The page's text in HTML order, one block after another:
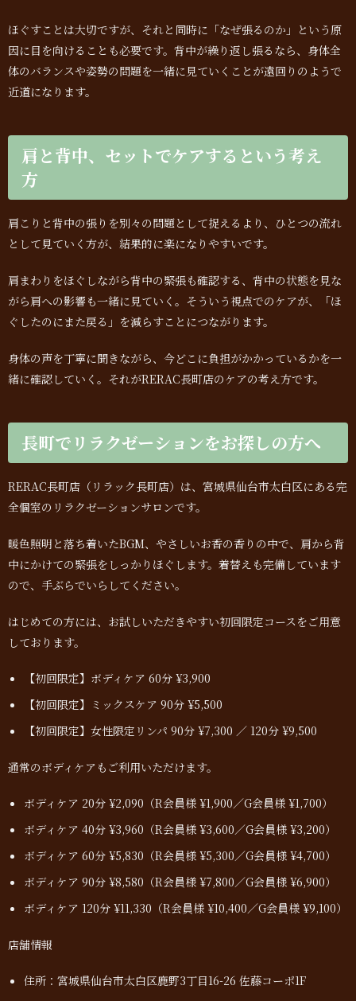
ほぐすことは大切ですが、それと同時に「なぜ張るのか」という原
因に目を向けることも必要です。背中が繰り返し張るなら、身体全
体のバランスや姿勢の問題を一緒に見ていくことが遠回りのようで
近道になります。
肩と背中、セットでケアするという考え
方
肩こりと背中の張りを別々の問題として捉えるより、ひとつの流れ
として見ていく方が、結果的に楽になりやすいです。
肩まわりをほぐしながら背中の緊張も確認する、背中の状態を見な
がら肩への影響も一緒に見ていく。そういう視点でのケアが、「ほ
ぐしたのにまた戻る」を減らすことにつながります。
身体の声を丁寧に聞きながら、今どこに負担がかかっているかを一
緒に確認していく。それがRERAC長町店のケアの考え方です。
長町でリラクゼーションをお探しの方へ
RERAC長町店（リラック長町店）は、宮城県仙台市太白区にある完
全個室のリラクゼーションサロンです。
暖色照明と落ち着いたBGM、やさしいお香の香りの中で、肩から背
中にかけての緊張をしっかりほぐします。着替えも完備しています
ので、手ぶらでいらしてください。
はじめての方には、お試しいただきやすい初回限定コースをご用意
しております。
【初回限定】ボディケア 60分 ¥3,900
【初回限定】ミックスケア 90分 ¥5,500
【初回限定】女性限定リンパ 90分 ¥7,300 ／ 120分 ¥9,500
通常のボディケアもご利用いただけます。
ボディケア 20分 ¥2,090（R会員様 ¥1,900／G会員様 ¥1,700）
ボディケア 40分 ¥3,960（R会員様 ¥3,600／G会員様 ¥3,200）
ボディケア 60分 ¥5,830（R会員様 ¥5,300／G会員様 ¥4,700）
ボディケア 90分 ¥8,580（R会員様 ¥7,800／G会員様 ¥6,900）
ボディケア 120分 ¥11,330（R会員様 ¥10,400／G会員様 ¥9,100）
店舗情報
住所：宮城県仙台市太白区鹿野3丁目16-26 佐藤コーポ1F